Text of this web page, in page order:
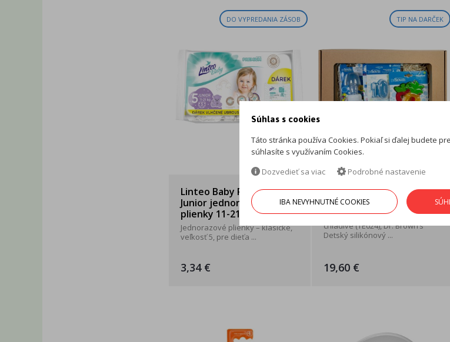
DO VYPREDANIA ZÁSOB
Linteo Baby Premium
Junior jednorázové
plienky 11-21kg 5ks + ...
Jednorazové plienky – klasické,
veľkosť 5, pre dieťa ...
3,34 €
TIP NA DARČEK
Dr. Brown’s sada pre
novorodenca
Dr. Brown’s Hryzadlo AquaCool
chladivé (TE024), Dr. Brown’s
Detský silikónový ...
19,60 €
Súhlas s cookies
Táto stránka používa Cookies. Pokiaľ si ďalej budete
súhlasíte s využívaním Cookies.
Dozvedieť sa viac
Podrobné nastavenie
IBA NEVYHNUTNÉ COOKIES